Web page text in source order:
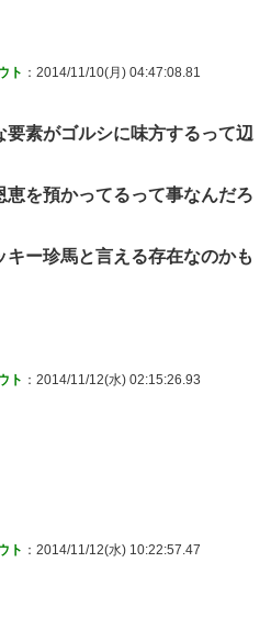
ト ：2014/11/10(月) 04:47:08.81
素がゴルシに味方するって辺
を預かってるって事なんだろ
ー珍馬と言える存在なのかも
ト ：2014/11/12(水) 02:15:26.93
ト ：2014/11/12(水) 10:22:57.47